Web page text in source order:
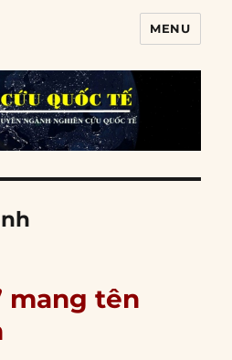
MENU
mang tên